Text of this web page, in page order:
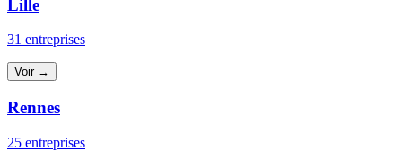
Lille
31 entreprises
Voir →
Rennes
25 entreprises